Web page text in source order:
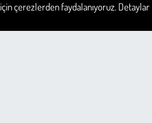
çerezlerden faydalanıyoruz. Detaylar